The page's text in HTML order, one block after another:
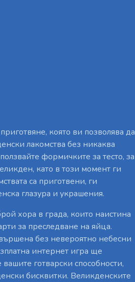
която ви позволява да
лакомства без никаква
формичките за тесто, за
като в този момент ги
са приготвени, ги
глазура и украшения.
хора в града, които наистина
за преследване на яйца.
без невероятно небесни
интернет игра ще
готварски способности,
бисквитки. Великденските